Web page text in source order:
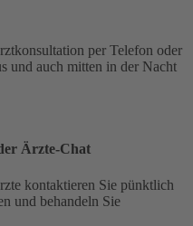
per Telefon oder
und auch mitten in der Nacht
Ärzte-Chat
kontaktieren Sie pünktlich
und behandeln Sie